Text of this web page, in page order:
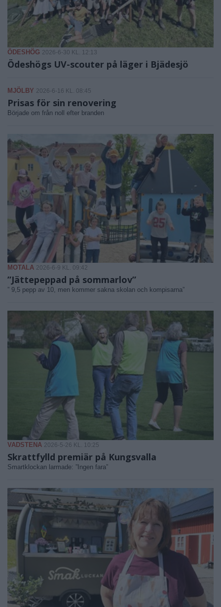
ÖDESHÖG 2026-6-30 KL. 12:13
Ödeshögs UV-scouter på läger i Bjädesjö
MJÖLBY 2026-6-16 KL. 08:45
Prisas för sin renovering
Började om från noll efter branden
MOTALA 2026-6-9 KL. 09:42
”Jättepeppad på sommarlov”
” 9,5 pepp av 10, men kommer sakna skolan och kompisarna”
VADSTENA 2026-5-26 KL. 10:25
Skrattfylld premiär på Kungsvalla
Smartklockan larmade: ”Ingen fara”